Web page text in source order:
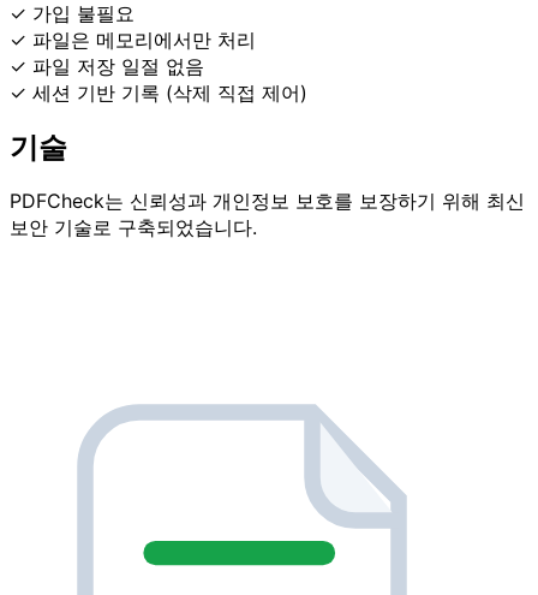
✓ 가입 불필요
✓ 파일은 메모리에서만 처리
✓ 파일 저장 일절 없음
✓ 세션 기반 기록 (삭제 직접 제어)
기술
PDFCheck는 신뢰성과 개인정보 보호를 보장하기 위해 최신
보안 기술로 구축되었습니다.